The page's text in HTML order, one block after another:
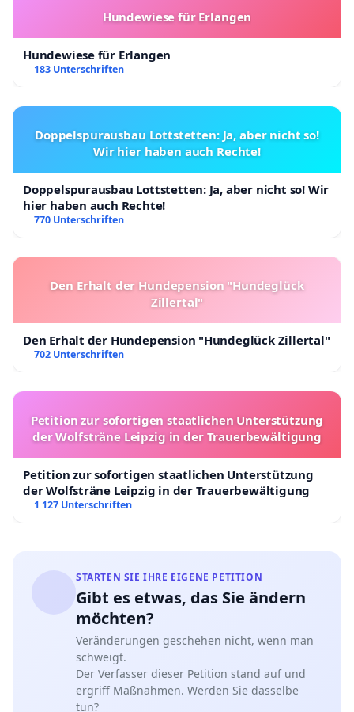
Hundewiese für Erlangen
Hundewiese für Erlangen
183 Unterschriften
Doppelspurausbau Lottstetten: Ja, aber nicht so!
Wir hier haben auch Rechte!
Doppelspurausbau Lottstetten: Ja, aber nicht so! Wir
hier haben auch Rechte!
770 Unterschriften
Den Erhalt der Hundepension "Hundeglück
Zillertal"
Den Erhalt der Hundepension "Hundeglück Zillertal"
702 Unterschriften
Petition zur sofortigen staatlichen Unterstützung
der Wolfsträne Leipzig in der Trauerbewältigung
Petition zur sofortigen staatlichen Unterstützung
der Wolfsträne Leipzig in der Trauerbewältigung
1 127 Unterschriften
STARTEN SIE IHRE EIGENE PETITION
Gibt es etwas, das Sie ändern
möchten?
Veränderungen geschehen nicht, wenn man
schweigt.
Der Verfasser dieser Petition stand auf und
ergriff Maßnahmen. Werden Sie dasselbe
tun?